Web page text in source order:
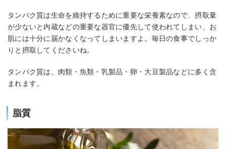
タンパク質は生命を維持するために重要な栄養素なので、摂取量
が少ないと内蔵などの重要な器官に優先して使われてしまい、お
肌には十分に届かなくなってしまいますよ。毎日の食事でしっか
りと摂取してくださいね。
タンパク質は、肉類・魚類・乳製品・卵・大豆製品などに多く含
まれます。
脂質